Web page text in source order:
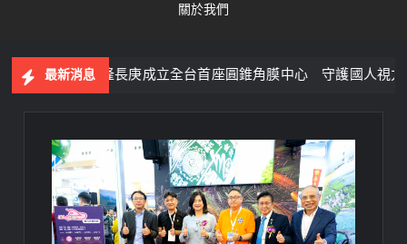
關於我們
最新消息
基隆長庚成立全台首座圓錐角膜中心 守護國人視力健康